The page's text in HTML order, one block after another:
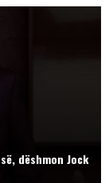
dëshmon Jock